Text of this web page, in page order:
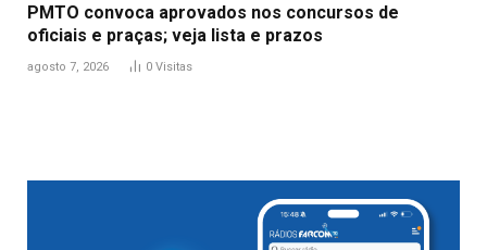
PMTO convoca aprovados nos concursos de
oficiais e praças; veja lista e prazos
agosto 7, 2026 0 Visitas